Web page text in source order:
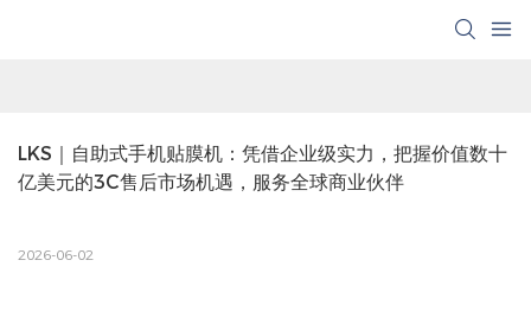
LKS｜自助式手机贴膜机：凭借企业级实力，把握价值数十
亿美元的3C售后市场机遇，服务全球商业伙伴
2026-06-02